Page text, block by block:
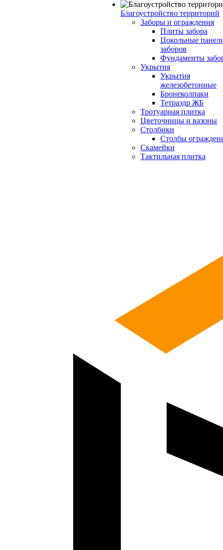
Благоустройство территорий
Заборы и ограждения
Плиты забора
Цокольные
заборов
Фундаменты
Укрытия
Укрытия
железобетонные
Бронеколпаки
Тетраэдр ЖБ
Тротуарная плитка
Цветочницы и вазоны
Столбики
Столбы
Скамейки
Тактильная плитка